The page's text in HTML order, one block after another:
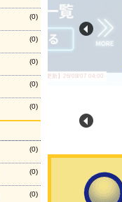
(0)
(0)
(0)
(0)
(0)
(0)
(0)
(0)
【最終更新】26/08/07 04:00